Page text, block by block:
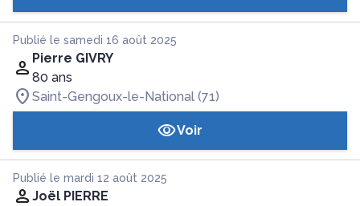
Publié le samedi 16 août 2025
Pierre GIVRY
80 ans
Saint-Gengoux-le-National (71)
Voir
Publié le mardi 12 août 2025
Joël PIERRE